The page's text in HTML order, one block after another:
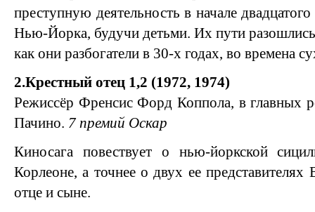
преступную деятельность в начале
Нью-Йорка, будучи детьми. Их пути
как они разбогатели в 30-х годах, во времена
2.Крестный отец 1,2 (1972, 1974)
Режиссёр Френсис Форд Коппола, в главных
Пачино. 7 премий Оскар
Киносага повествует о нью-йоркской
Корлеоне, а точнее о двух ее
отце и сыне.